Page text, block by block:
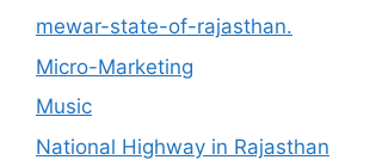
mewar-state-of-rajasthan.
Micro-Marketing
Music
National Highway in Rajasthan